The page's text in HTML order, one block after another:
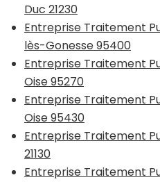
Duc 21230
Entreprise Traitement
lès-Gonesse 95400
Entreprise Traitement
Oise 95270
Entreprise Traitement
Oise 95430
Entreprise Traitement
21130
Entreprise Traitement